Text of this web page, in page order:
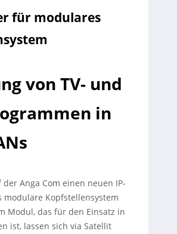
für modulares
von TV- und
in
Anga Com einen neuen IP-
modulare Kopfstellensystem
Modul, das für den Einsatz in
ist, lassen sich via Satellit